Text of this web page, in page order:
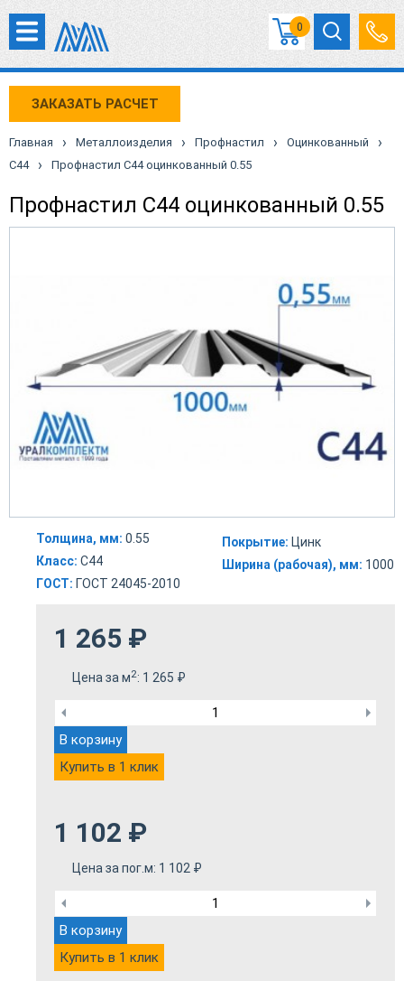
0
ЗАКАЗАТЬ РАСЧЕТ
Главная › Металлоизделия › Профнастил › Оцинкованный ›
С44 › Профнастил С44 оцинкованный 0.55
Профнастил С44 оцинкованный 0.55
Толщина, мм: 0.55
Класс: С44
ГОСТ: ГОСТ 24045-2010
Покрытие: Цинк
Ширина (рабочая), мм: 1000
1 265 ₽
Цена за м2: 1 265 ₽
В корзину
Купить в 1 клик
1 102 ₽
Цена за пог.м: 1 102 ₽
В корзину
Купить в 1 клик